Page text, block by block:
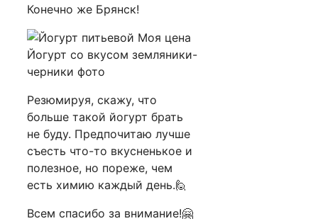
Конечно же Брянск!
Резюмируя, скажу, что
больше такой йогурт брать
не буду. Предпочитаю лучше
съесть что-то вкусненькое и
полезное, но пореже, чем
есть химию каждый день.🙋
Всем спасибо за внимание!🤗